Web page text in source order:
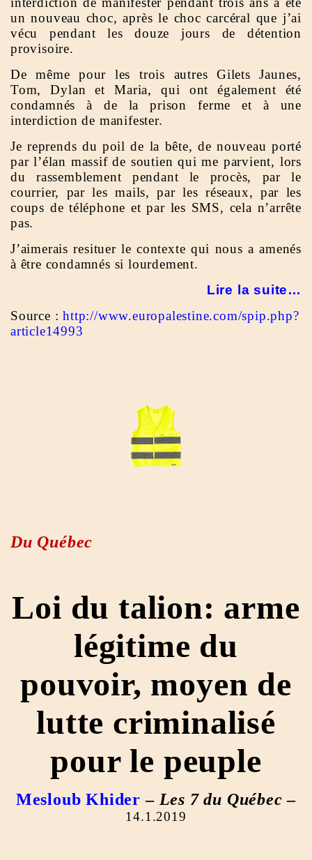
un nouveau choc, après le choc carcéral que j’ai
vécu pendant les douze jours de détention
provisoire.
De même pour les trois autres Gilets Jaunes,
Tom, Dylan et Maria, qui ont également été
condamnés à de la prison ferme et à une
interdiction de manifester.
Je reprends du poil de la bête, de nouveau porté
par l’élan massif de soutien qui me parvient, lors
du rassemblement pendant le procès, par le
courrier, par les mails, par les réseaux, par les
coups de téléphone et par les SMS, cela n’arrête
pas.
J’aimerais resituer le contexte qui nous a amenés
à être condamnés si lourdement.
Lire la suite…
Source :http://www.europalestine.com/spip.php?
article14993
Du Québec
Loi du talion: arme
légitime du
pouvoir, moyen de
lutte criminalisé
pour le peuple
Mesloub Khider– Les 7 du Québec –
14.1.2019